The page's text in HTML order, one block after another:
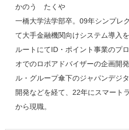
かのう たくや
一橋大学法学部卒。09年シンプレ
て大手金融機関向けシステム導入
ルートにてID・ポイント事業のプ
オでのロボアドバイザーの企画開
ル・グループ傘下のジャパンデジ
開発などを経て、22年にスマート
から現職。